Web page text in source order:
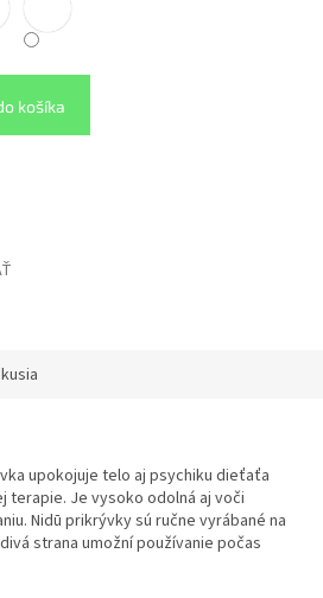
košíka
upokojuje telo aj psychiku dieťaťa
terapie. Je vysoko odolná aj voči
Nidū prikrývky sú ručne vyrábané na
strana umožní používanie počas